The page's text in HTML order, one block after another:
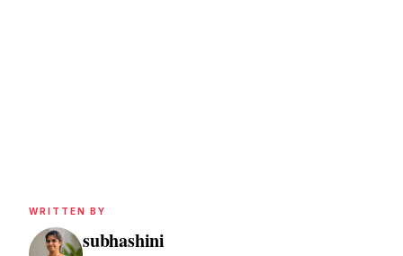
WRITTEN BY
subhashini